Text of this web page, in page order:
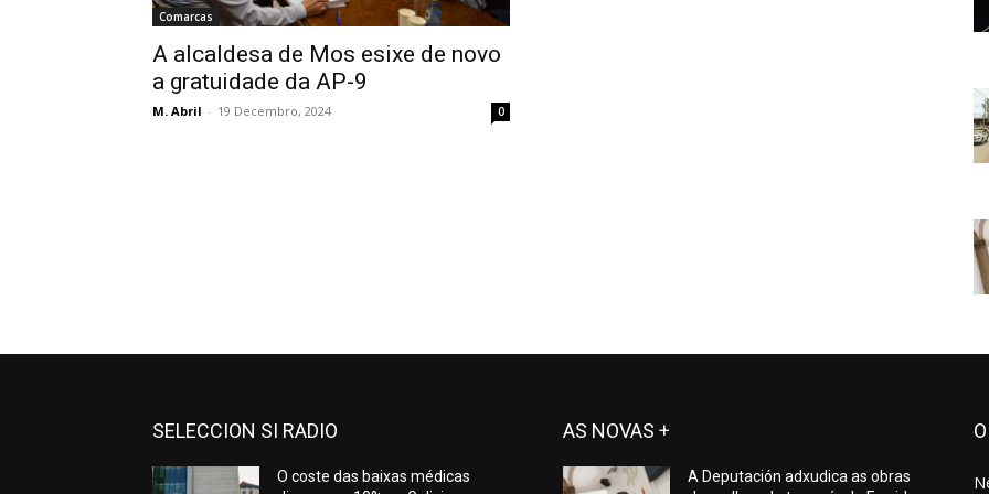
Comarcas
A alcaldesa de Mos esixe de novo
a gratuidade da AP-9
M. Abril - 19 Decembro, 2024 0
SELECCION SI RADIO
O coste das baixas médicas
AS NOVAS +
A Deputación adxudica as obras